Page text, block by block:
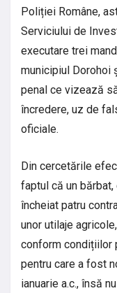
Poliției Române,
Serviciului de
executare trei
municipiul Dorohoi
penal ce vizează
încredere, uz de
oficiale.
Din cercetările
faptul că un
încheiat patru
unor utilaje
conform condițiilor
pentru care a fost
ianuarie a.c., însă